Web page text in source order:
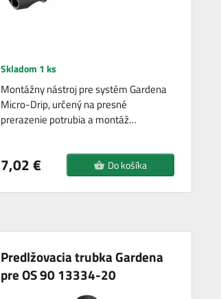
Skladom 1 ks
Montážny nástroj pre systém Gardena
Micro-Drip, určený na presné
prerazenie potrubia a montáž…
7,02 € Do košíka
Predlžovacia trubka Gardena
pre OS 90 13334-20